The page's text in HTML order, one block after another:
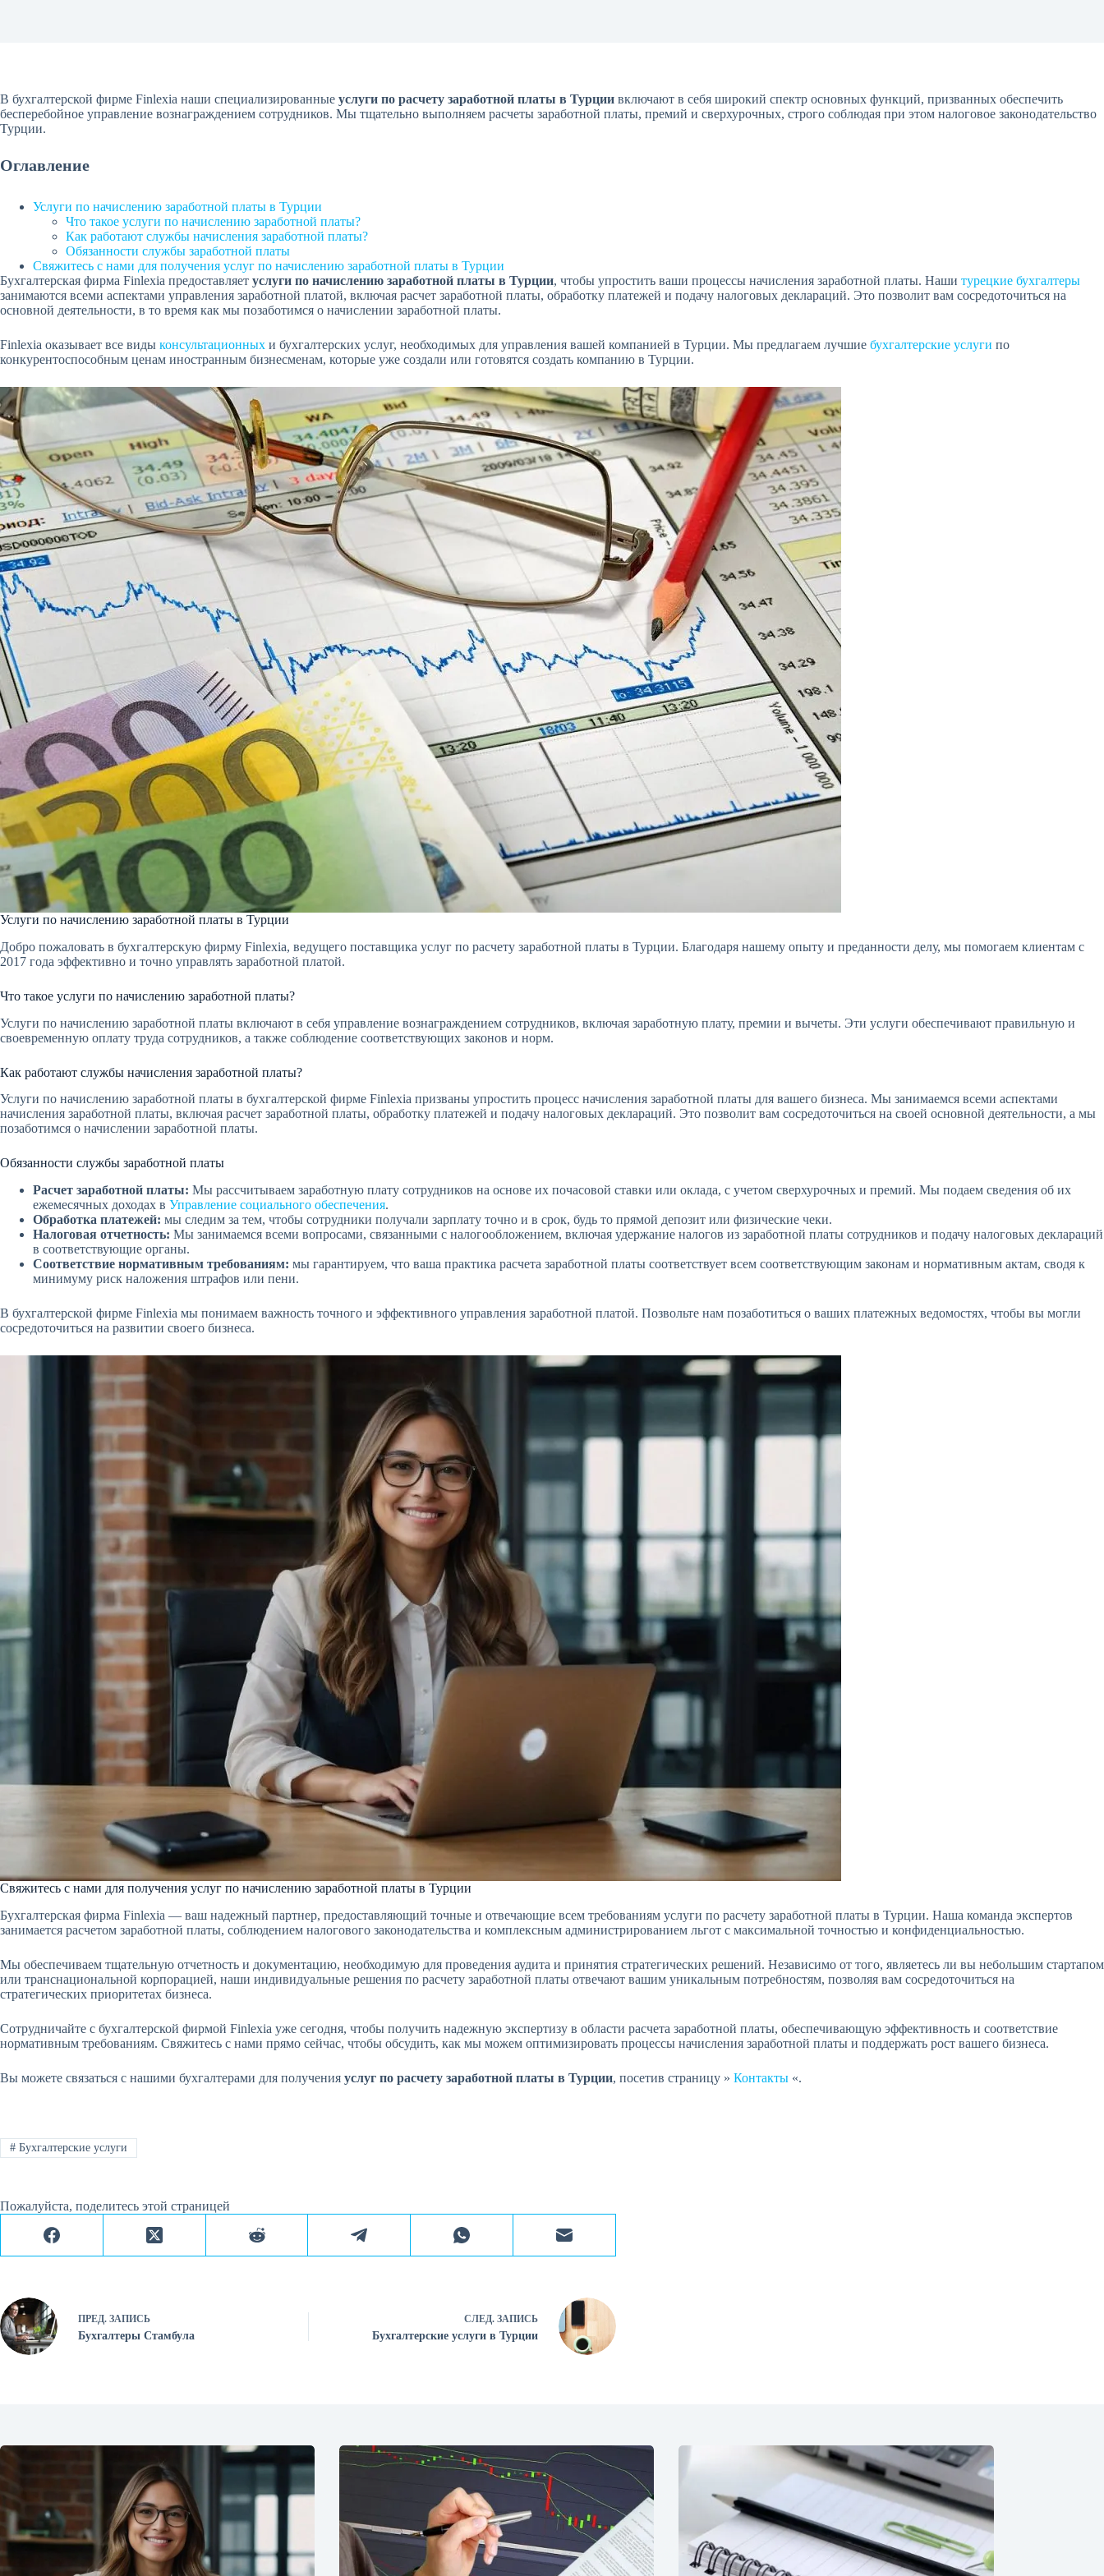
В бухгалтерской фирме Finlexia наши специализированные услуги по расчету заработной платы в Турции включают в себя широкий спектр основных функций, призванных обеспечить
бесперебойное управление вознаграждением сотрудников. Мы тщательно выполняем расчеты заработной платы, премий и сверхурочных, строго соблюдая при этом налоговое законодательство
Турции.
Оглавление
Услуги по начислению заработной платы в Турции
Что такое услуги по начислению заработной платы?
Как работают службы начисления заработной платы?
Обязанности службы заработной платы
Свяжитесь с нами для получения услуг по начислению заработной платы в Турции
Бухгалтерская фирма Finlexia предоставляет услуги по начислению заработной платы в Турции, чтобы упростить ваши процессы начисления заработной платы. Наши турецкие бухгалтеры
занимаются всеми аспектами управления заработной платой, включая расчет заработной платы, обработку платежей и подачу налоговых деклараций. Это позволит вам сосредоточиться на
основной деятельности, в то время как мы позаботимся о начислении заработной платы.
Finlexia оказывает все виды консультационных и бухгалтерских услуг, необходимых для управления вашей компанией в Турции. Мы предлагаем лучшие бухгалтерские услуги по
конкурентоспособным ценам иностранным бизнесменам, которые уже создали или готовятся создать компанию в Турции.
Услуги по начислению заработной платы в Турции
Добро пожаловать в бухгалтерскую фирму Finlexia, ведущего поставщика услуг по расчету заработной платы в Турции. Благодаря нашему опыту и преданности делу, мы помогаем клиентам с
2017 года эффективно и точно управлять заработной платой.
Что такое услуги по начислению заработной платы?
Услуги по начислению заработной платы включают в себя управление вознаграждением сотрудников, включая заработную плату, премии и вычеты. Эти услуги обеспечивают правильную и
своевременную оплату труда сотрудников, а также соблюдение соответствующих законов и норм.
Как работают службы начисления заработной платы?
Услуги по начислению заработной платы в бухгалтерской фирме Finlexia призваны упростить процесс начисления заработной платы для вашего бизнеса. Мы занимаемся всеми аспектами
начисления заработной платы, включая расчет заработной платы, обработку платежей и подачу налоговых деклараций. Это позволит вам сосредоточиться на своей основной деятельности, а мы
позаботимся о начислении заработной платы.
Обязанности службы заработной платы
Расчет заработной платы: Мы рассчитываем заработную плату сотрудников на основе их почасовой ставки или оклада, с учетом сверхурочных и премий. Мы подаем сведения об их
ежемесячных доходах в Управление социального обеспечения.
Обработка платежей: мы следим за тем, чтобы сотрудники получали зарплату точно и в срок, будь то прямой депозит или физические чеки.
Налоговая отчетность: Мы занимаемся всеми вопросами, связанными с налогообложением, включая удержание налогов из заработной платы сотрудников и подачу налоговых деклараций
в соответствующие органы.
Соответствие нормативным требованиям: мы гарантируем, что ваша практика расчета заработной платы соответствует всем соответствующим законам и нормативным актам, сводя к
минимуму риск наложения штрафов или пени.
В бухгалтерской фирме Finlexia мы понимаем важность точного и эффективного управления заработной платой. Позвольте нам позаботиться о ваших платежных ведомостях, чтобы вы могли
сосредоточиться на развитии своего бизнеса.
Свяжитесь с нами для получения услуг по начислению заработной платы в Турции
Бухгалтерская фирма Finlexia — ваш надежный партнер, предоставляющий точные и отвечающие всем требованиям услуги по расчету заработной платы в Турции. Наша команда экспертов
занимается расчетом заработной платы, соблюдением налогового законодательства и комплексным администрированием льгот с максимальной точностью и конфиденциальностью.
Мы обеспечиваем тщательную отчетность и документацию, необходимую для проведения аудита и принятия стратегических решений. Независимо от того, являетесь ли вы небольшим стартапом
или транснациональной корпорацией, наши индивидуальные решения по расчету заработной платы отвечают вашим уникальным потребностям, позволяя вам сосредоточиться на
стратегических приоритетах бизнеса.
Сотрудничайте с бухгалтерской фирмой Finlexia уже сегодня, чтобы получить надежную экспертизу в области расчета заработной платы, обеспечивающую эффективность и соответствие
нормативным требованиям. Свяжитесь с нами прямо сейчас, чтобы обсудить, как мы можем оптимизировать процессы начисления заработной платы и поддержать рост вашего бизнеса.
Вы можете связаться с нашими бухгалтерами для получения услуг по расчету заработной платы в Турции, посетив страницу » Контакты «.
#Бухгалтерские услуги
Пожалуйста, поделитесь этой страницей
ПРЕД. ЗАПИСЬ
Бухгалтеры Стамбула
СЛЕД. ЗАПИСЬ
Бухгалтерские услуги в Турции